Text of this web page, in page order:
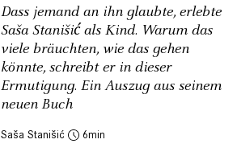
Dass jemand an ihn glaubte, erlebte
Saša Stanišić als Kind. Warum das
viele bräuchten, wie das gehen
könnte, schreibt er in dieser
Ermutigung. Ein Auszug aus seinem
neuen Buch
Saša Stanišić 6